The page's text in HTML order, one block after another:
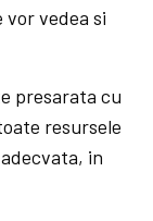
vor vedea si
presarata cu
resursele
in